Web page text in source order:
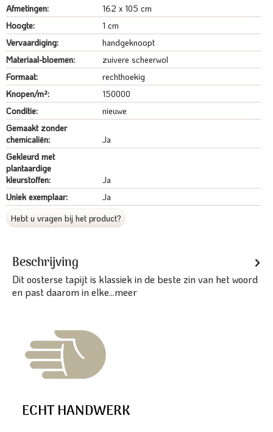
Afmetingen:
162 x 105 cm
Hoogte:
1 cm
Vervaardiging:
handgeknoopt
Materiaal-bloemen:
zuivere scheerwol
Formaat:
rechthoekig
Knopen/m²:
150000
Conditie:
nieuwe
Gemaakt zonder
chemicaliën:
Ja
Gekleurd met
plantaardige
kleurstoffen:
Ja
Uniek exemplaar:
Ja
Hebt u vragen bij het product?
Beschrijving
Dit oosterse tapijt is klassiek in de beste zin van het woord
en past daarom in elke...meer
ECHT HANDWERK